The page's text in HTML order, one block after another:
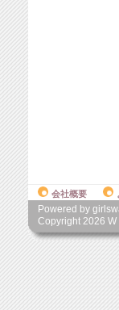
会社概要
Powered by
Copyright 2026 W